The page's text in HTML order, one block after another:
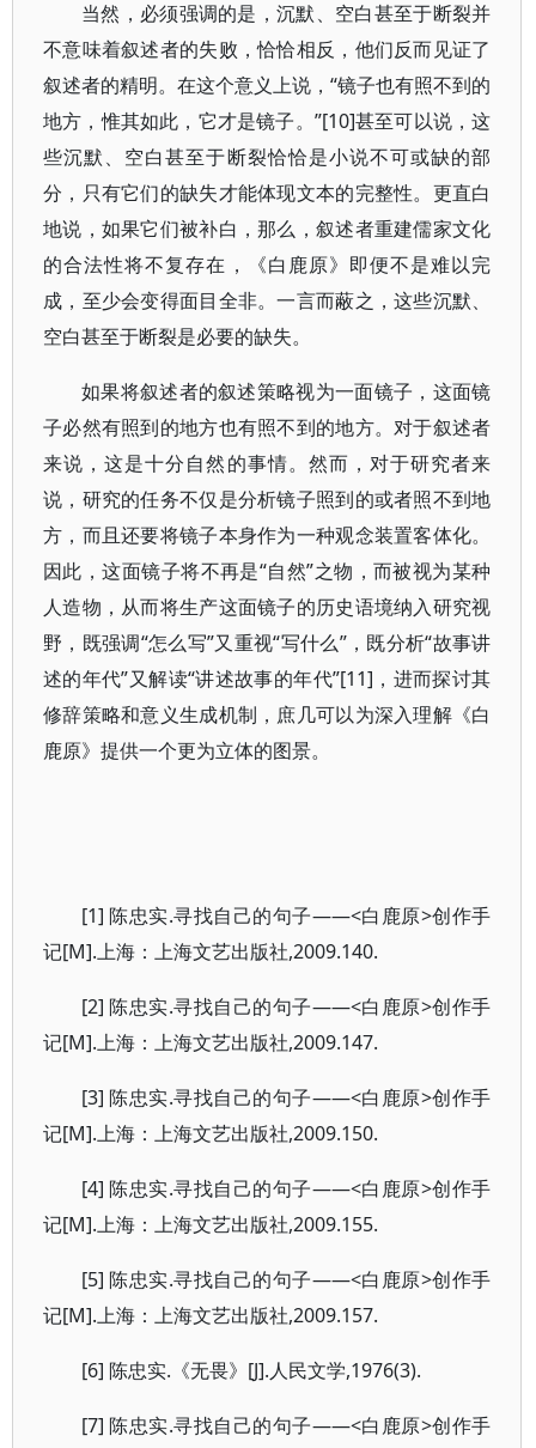
当然，必须强调的是，沉默、空白甚至于断裂并
不意味着叙述者的失败，恰恰相反，他们反而见证了
叙述者的精明。在这个意义上说，“镜子也有照不到的
地方，惟其如此，它才是镜子。”[10]甚至可以说，这
些沉默、空白甚至于断裂恰恰是小说不可或缺的部
分，只有它们的缺失才能体现文本的完整性。更直白
地说，如果它们被补白，那么，叙述者重建儒家文化
的合法性将不复存在，《白鹿原》即便不是难以完
成，至少会变得面目全非。一言而蔽之，这些沉默、
空白甚至于断裂是必要的缺失。
如果将叙述者的叙述策略视为一面镜子，这面镜
子必然有照到的地方也有照不到的地方。对于叙述者
来说，这是十分自然的事情。然而，对于研究者来
说，研究的任务不仅是分析镜子照到的或者照不到地
方，而且还要将镜子本身作为一种观念装置客体化。
因此，这面镜子将不再是“自然”之物，而被视为某种
人造物，从而将生产这面镜子的历史语境纳入研究视
野，既强调“怎么写”又重视“写什么”，既分析“故事讲
述的年代”又解读“讲述故事的年代”[11]，进而探讨其
修辞策略和意义生成机制，庶几可以为深入理解《白
鹿原》提供一个更为立体的图景。
[1] 陈忠实.寻找自己的句子——<白鹿原>创作手
记[M].上海：上海文艺出版社,2009.140.
[2] 陈忠实.寻找自己的句子——<白鹿原>创作手
记[M].上海：上海文艺出版社,2009.147.
[3] 陈忠实.寻找自己的句子——<白鹿原>创作手
记[M].上海：上海文艺出版社,2009.150.
[4] 陈忠实.寻找自己的句子——<白鹿原>创作手
记[M].上海：上海文艺出版社,2009.155.
[5] 陈忠实.寻找自己的句子——<白鹿原>创作手
记[M].上海：上海文艺出版社,2009.157.
[6] 陈忠实.《无畏》[J].人民文学,1976(3).
[7] 陈忠实.寻找自己的句子——<白鹿原>创作手